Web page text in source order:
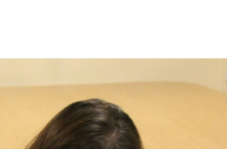
ОБЩЕСТВО
Юлия